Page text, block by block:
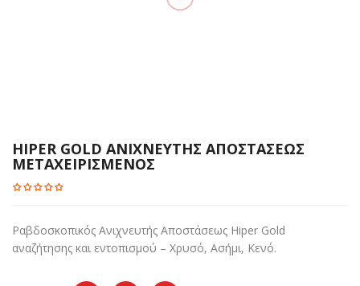
HIPER GOLD ΑΝΙΧΝΕΥΤΗΣ ΑΠΟΣΤΑΣΕΩΣ
ΜΕΤΑΧΕΙΡΙΣΜΕΝΟΣ
Ραβδοσκοπικός Ανιχνευτής Αποστάσεως Hiper Gold
αναζήτησης και εντοπισμού – Χρυσό, Ασήμι, Κενό.